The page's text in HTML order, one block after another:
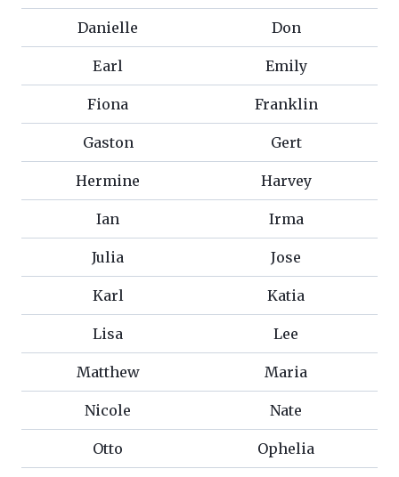
Danielle Don
Earl Emily
Fiona Franklin
Gaston Gert
Hermine Harvey
Ian Irma
Julia Jose
Karl Katia
Lisa Lee
Matthew Maria
Nicole Nate
Otto Ophelia